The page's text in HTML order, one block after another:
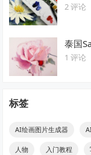
2 评论
泰国
1 评论
标签
AI绘画图片生成器
人物 入门教程